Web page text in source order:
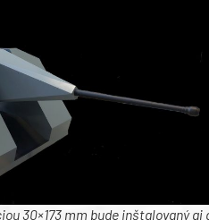
30×173 mm bude inštalovaný aj